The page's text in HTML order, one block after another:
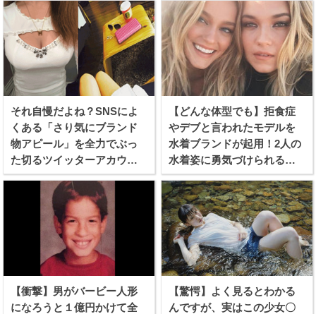
それ自慢だよね？SNSによ
くある「さり気にブランド
物アピール」を全力でぶっ
た切るツイッターアカウン
トが話題に！
【どんな体型でも】拒食症
やデブと言われたモデルを
水着ブランドが起用！2人の
水着姿に勇気づけられる女
性続出！
【衝撃】男がバービー人形
になろうと１億円かけて全
【驚愕】よく見るとわかる
んですが、実はこの少女〇